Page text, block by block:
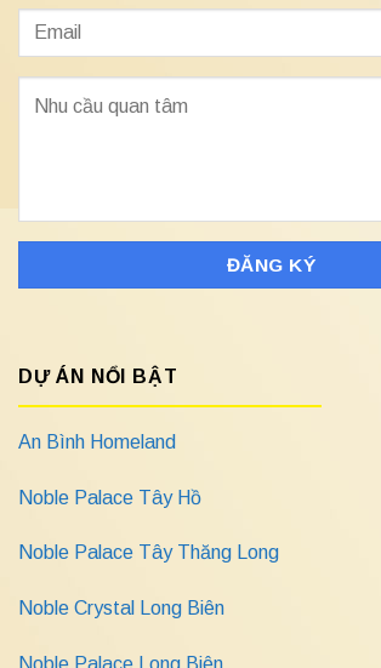
DỰ ÁN NỔI BẬT
An Bình Homeland
Noble Palace Tây Hồ
Noble Palace Tây Thăng Long
Noble Crystal Long Biên
Noble Palace Long Biên